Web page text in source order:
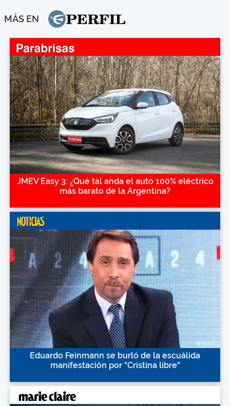
MÁS EN
JMEV Easy 3: ¿Qué tal anda el auto 100% eléctrico
más barato de la Argentina?
Eduardo Feinmann se burló de la escuálida
manifestación por "Cristina libre"